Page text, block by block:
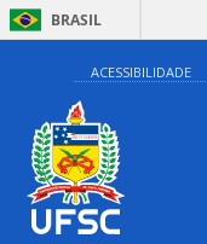
BRASIL
ACESSIBILIDADE